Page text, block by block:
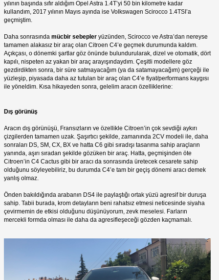
yılının başında sıfır aldığım Opel Astra 1.4T’yi 50 bin kilometre kadar
kullandım, 2017 yılının Mayıs ayında ise Volkswagen Scirocco 1.4TSI’a
geçmiştim.
Daha sonrasında mücbir sebepler yüzünden, Scirocco ve Astra’dan nereyse
tamamen alakasız bir araç olan Citroen C4’e geçmek durumunda kaldım.
Açıkçası, o dönemki şartlar göz önünde bulundurularak, dizel ve otomatik, dört
kapılı, nispeten az yakan bir araç arayışındaydım. Çeşitli modellere göz
gezdirdikten sonra, bir süre satmayacağım (ya da satamayacağım) gerçeği ile
yüzleşip, piyasada daha az tutulan bir araç olan C4’e fiyat/performans kaygısı
ile yöneldim. Kısa hikayeden sonra, gelelim aracın özelliklerine:
Dış görünüş
Aracın dış görünüşü, Fransızların ve özellikle Citroen’in çok sevdiği aykırı
çizgilerden tamamen uzak. Şaşırtıcı şekilde, zamanında 2CV modeli ile, daha
sonraları DS, SM, CX, BX ve hatta C6 gibi sıradışı tasarıma sahip araçların
yanında, aşırı sıradan şekilde gözüken bir araç. Hatta, geçmişinden öte
Citroen’in C4 Cactus gibi bir aracı da sonrasında üretecek cesarete sahip
olduğunu söyleyebiliriz, bu durumda C4’e tam bir geçiş dönemi aracı demek
yanlış olmaz.
Önden bakıldığında arabanın DS4 ile paylaştığı ortak yüzü agresif bir duruşa
sahip. Tabii burada, krom detayların beni rahatsız etmesi neticesinde siyaha
çevirmemin de etkisi olduğunu düşünüyorum, zevk meselesi. Farların
mercekli formda olması ile daha da agresifleşeceği gözden kaçmamalı.